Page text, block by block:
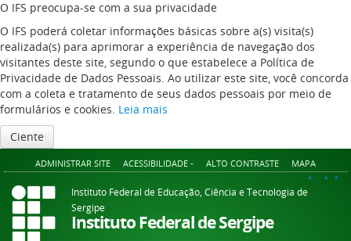
O IFS preocupa-se com a sua privacidade
O IFS poderá coletar informações básicas sobre a(s) visita(s)
realizada(s) para aprimorar a experiência de navegação dos
visitantes deste site, segundo o que estabelece a Política de
Privacidade de Dados Pessoais. Ao utilizar este site, você concorda
com a coleta e tratamento de seus dados pessoais por meio de
formulários e cookies. Leia mais
Ciente
ADMINISTRAR SITE ACESSIBILIDADE - ALTO CONTRASTE MAPA
A+ A A-
Instituto Federal de Educação, Ciência e Tecnologia de
Sergipe
Instituto Federal de Sergipe